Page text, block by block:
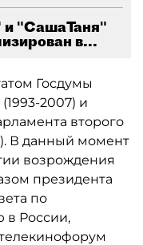
и "СашаТаня"
в...
Госдумы
2007) и
второго
В данный момент
возрождения
президента
по
в России,